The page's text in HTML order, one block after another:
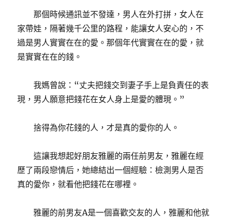
那個時候通訊並不發達，男人在外打拼，女人在
家帶娃，隔著幾千公里的路程，能讓女人安心的，不
過是男人實實在在的愛。那個年代實實在在的愛，就
是實實在在的錢。
我媽曾說：“丈夫把錢交到妻子手上是負責任的表
現，男人願意把錢花在女人身上是愛的體現。”
捨得為你花錢的人，才是真的愛你的人。
這讓我想起好朋友雅麗的兩任前男友，雅麗在經
歷了兩段戀情后，她總結出一個經驗：檢測男人是否
真的愛你，就看他把錢花在哪裡。
雅麗的前男友A是一個喜歡交友的人，雅麗和他就